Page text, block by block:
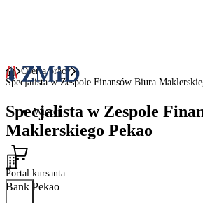
Więcej
Portal kursanta
Oferta pracy
Specjalista w Zespole Finansów Biura
Specjalista w Zespole
Maklerskiego Pekao
Bank Pekao